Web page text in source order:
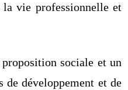
vie professionnelle et
sociale et un
développement et de